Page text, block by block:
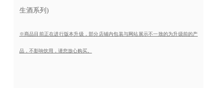
生酒系列)
※商品目前正在进行版本升级，部分店铺内包装与网站展示不一致的为升级前的产
品，不影响饮用，请您放心购买。